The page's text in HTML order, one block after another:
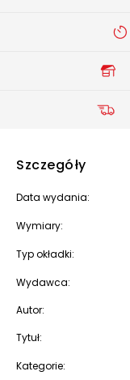
Szczegóły
Data wydania:
Wymiary:
Typ okładki:
Wydawca:
Autor:
Tytuł:
Kategorie: